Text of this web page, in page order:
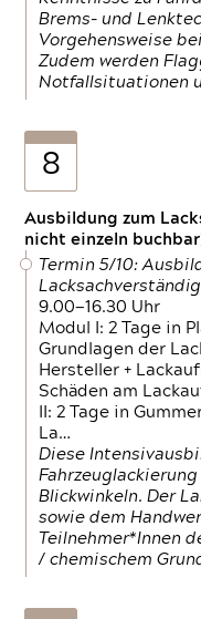
Brems- und
Vorgehensweise
Zudem werden
Notfallsituationen
8
Ausbildung zum
nicht einzeln
Termin 5/10:
9.00—16.30 Uhr
Modul I: 2 Tage in
Grundlagen der
Hersteller +
Schäden am
II: 2 Tage in
La…
Diese
Blickwinkeln. Der
sowie dem
Teilnehmer*Innen
/ chemischem